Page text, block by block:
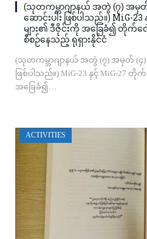
(သုတကမ္ဘာဂျာနယ် အတွဲ (၇) အမှတ်
ဆောင်းပါး ဖြစ်ပါသည်။) MiG-
များ၏ ဒီဇိုင်းကို အခြေခံ၍ တိုက်
စီစဉ်နေသည့် ရုရှားနိုင်ငံ
(သုတကမ္ဘာဂျာနယ် အတွဲ (၇) အမှတ် (၄) တွ
ဖြစ်ပါသည်။) MiG-23 နှင့် MiG-27
အခြေခံ၍…
ACTIVITIES